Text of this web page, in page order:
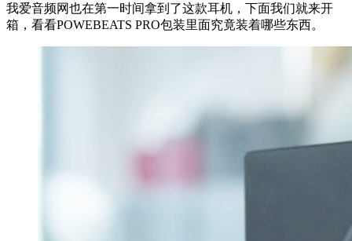
我爱音频网也在第一时间拿到了这款耳机，下面我们就来开
箱，看看POWEBEATS PRO包装里面究竟装着哪些东西。